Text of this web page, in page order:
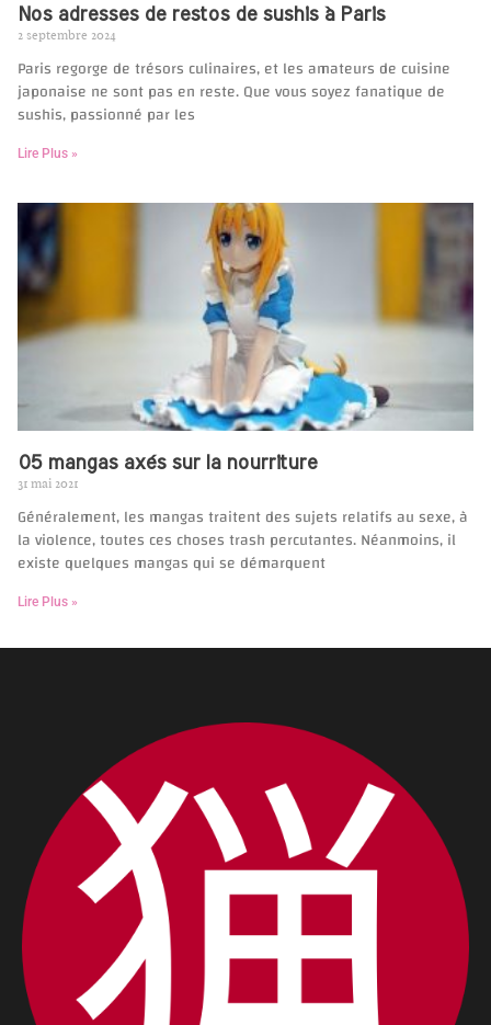
Nos adresses de restos de sushis à Paris
2 septembre 2024
Paris regorge de trésors culinaires, et les amateurs de cuisine
japonaise ne sont pas en reste. Que vous soyez fanatique de
sushis, passionné par les
Lire Plus »
05 mangas axés sur la nourriture
31 mai 2021
Généralement, les mangas traitent des sujets relatifs au sexe, à
la violence, toutes ces choses trash percutantes. Néanmoins, il
existe quelques mangas qui se démarquent
Lire Plus »